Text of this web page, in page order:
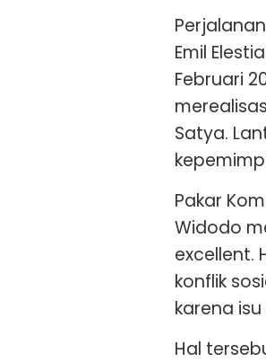
Emil
Februari
Satya.
Pakar
Widodo
excellent.
konflik
karena
Hal